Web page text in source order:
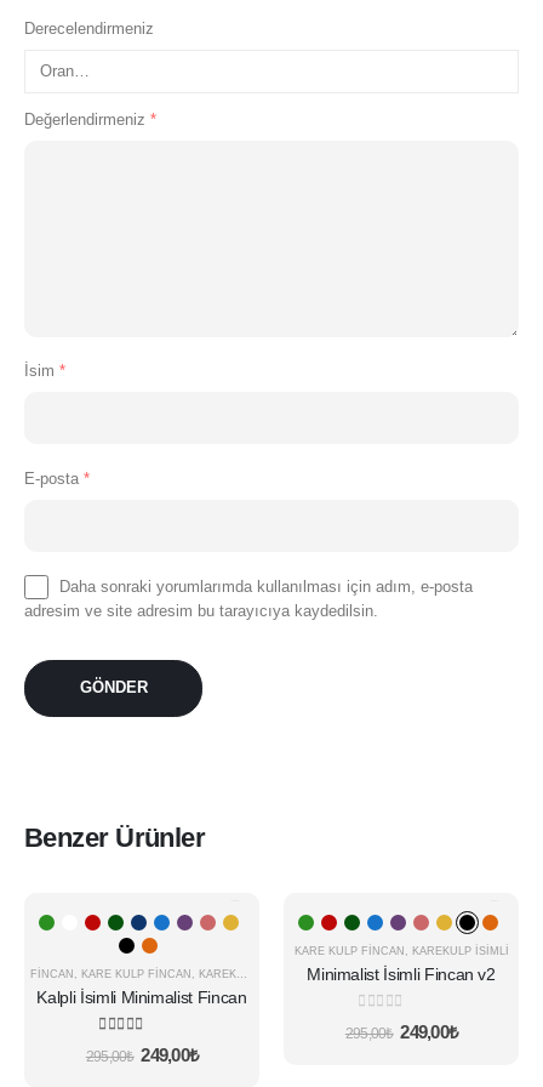
Derecelendirmeniz
Değerlendirmeniz *
İsim *
E-posta *
Daha sonraki yorumlarımda kullanılması için adım, e-posta
adresim ve site adresim bu tarayıcıya kaydedilsin.
Benzer Ürünler
ÇOK SATAN
ürünün
fazla
varyasyonu
Seçenekler
FINCAN , KARE KULP FINCAN , KAREKULP İSIMLI
Kalpli İsimli Minimalist Fincan
5 üzerinden
295,00₺ Orijinal
249,00₺Şu
ÇOK SATAN
ürünün
birden
fazla
varyasyonu
KARE KULP FINCAN , KAREKULP İSIMLI
Minimalist İsimli Fincan v2
5 üzerinden
295,00₺ Orijinal
249,00₺Şu